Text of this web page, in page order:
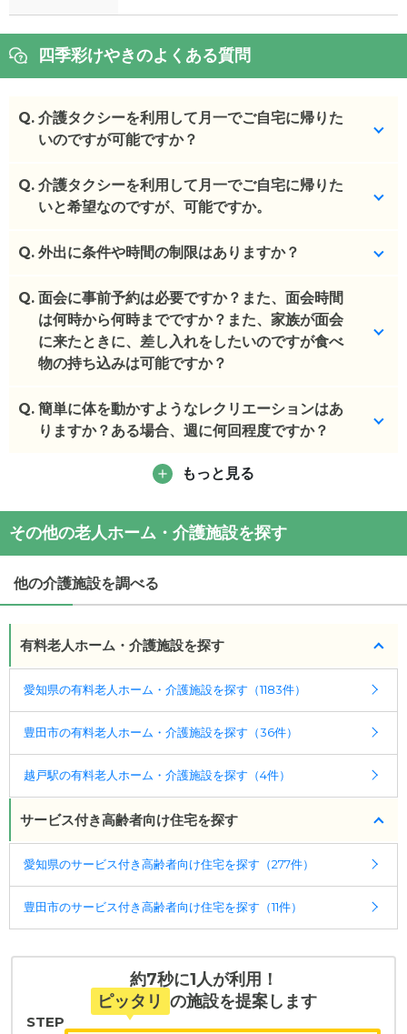
四季彩けやきのよくある質問
Q. 介護タクシーを利用して月一でご自宅に帰りた
いのですが可能ですか？
はい、可能です。
Q. 介護タクシーを利用して月一でご自宅に帰りた
いと希望なのですが、可能ですか。
はい、可能です。
(回答者: 施設担当者,回答日: 2024/03/10)
Q. 外出に条件や時間の制限はありますか？
特にございません。
(回答者: 施設担当者,回答日: 2024/04/18)
Q. 面会に事前予約は必要ですか？また、面会時間
は何時から何時までですか？また、家族が面会
に来たときに、差し入れをしたいのですが食べ
物の持ち込みは可能ですか？
8:30~17:30頃となります。ご予約に関しては感染状
況によって変動します。
(回答者: 施設担当者,回答日: 2024/04/18)
Q. 簡単に体を動かすようなレクリエーションはあ
りますか？ある場合、週に何回程度ですか？
施設ごとに違うため、詳しくはご見学時にご相談く
(回答者: 施設担当者,回答日: 2024/04/18)
もっと見る
その他の老人ホーム・介護施設を探す
他の介護施設を調べる
有料老人ホーム・介護施設を探す
愛知県の有料老人ホーム・介護施設を探す（1183件）
豊田市の有料老人ホーム・介護施設を探す（36件）
越戸駅の有料老人ホーム・介護施設を探す（4件）
サービス付き高齢者向け住宅を探す
愛知県のサービス付き高齢者向け住宅を探す（277件）
豊田市のサービス付き高齢者向け住宅を探す（11件）
約7秒に1人が利用！
ピッタリ の施設を提案します
STEP